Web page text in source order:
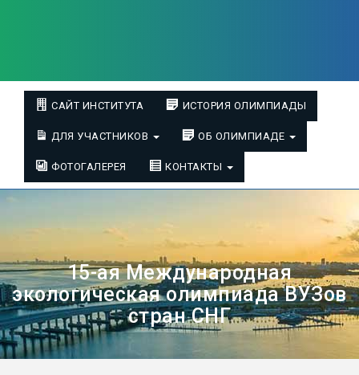
САЙТ ИНСТИТУТА ИСТОРИЯ ОЛИМПИАДЫ
ДЛЯ УЧАСТНИКОВ ОБ ОЛИМПИАДЕ
ФОТОГАЛЕРЕЯ КОНТАКТЫ
15-ая Международная
экологическая олимпиада ВУЗов
стран СНГ